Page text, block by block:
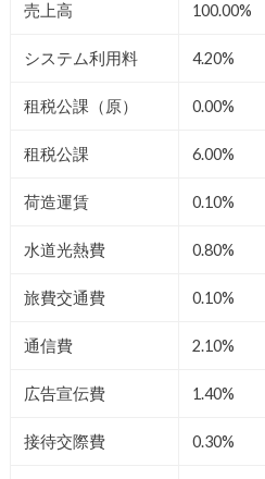
売上高 100.00%
システム利用料 4.20%
租税公課（原） 0.00%
租税公課 6.00%
荷造運賃 0.10%
水道光熱費 0.80%
旅費交通費 0.10%
通信費 2.10%
広告宣伝費 1.40%
接待交際費 0.30%